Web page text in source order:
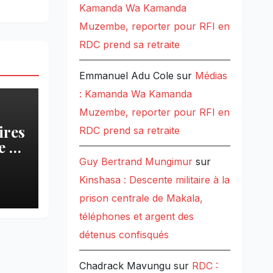
» :
Kamanda Wa Kamanda
Muzembe, reporter pour RFI en
RDC prend sa retraite
Emmanuel Adu Cole sur Médias
: Kamanda Wa Kamanda
Muzembe, reporter pour RFI en
RDC prend sa retraite
Guy Bertrand Mungimursur
Kinshasa : Descente militaire à la
prison centrale de Makala,
téléphones et argent des
détenus confisqués
Chadrack Mavungusur RDC :